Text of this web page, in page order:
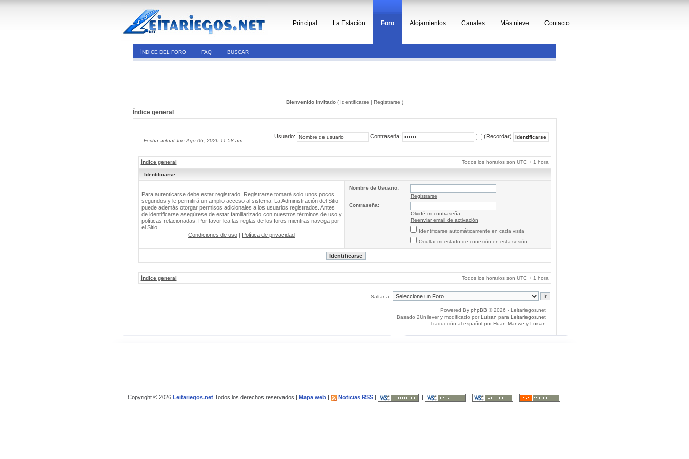
Principal La Estación Foro Alojamientos Canales Más nieve Contacto
ÍNDICE DEL FORO FAQ BUSCAR
Bienvenido Invitado( Identificarse | Registrarse )
Índice general
Fecha actual Jue Ago 06, 2026 11:58 am
Usuario: Contraseña: (Recordar)
Índice general Todos los horarios son UTC + 1 hora
Identificarse
Para autenticarse debe estar registrado. Registrarse tomará solo unos pocos
segundos y le permitirá un amplio acceso al sistema. La Administración del Sitio
puede además otorgar permisos adicionales a los usuarios registrados. Antes
de identificarse asegúrese de estar familiarizado con nuestros términos de uso y
políticas relacionadas. Por favor lea las reglas de los foros mientras navega por
el Sitio.
Condiciones de uso | Política de privacidad
Nombre de Usuario:
Registrarse
Contraseña:
Olvidé mi contraseña
Reenviar email de activación
Identificarse automáticamente en cada visita
Ocultar mi estado de conexión en esta sesión
Índice general Todos los horarios son UTC + 1 hora
Saltar a:
Powered By phpBB © 2026 - Leitariegos.net
Basado 2Unilever y modificado por Luisan para Leitariegos.net
Traducción al español por Huan Manwë y Luisan
Copyright © 2026 Leitariegos.netTodos los derechos reservados | Mapa web| Noticias RSS|